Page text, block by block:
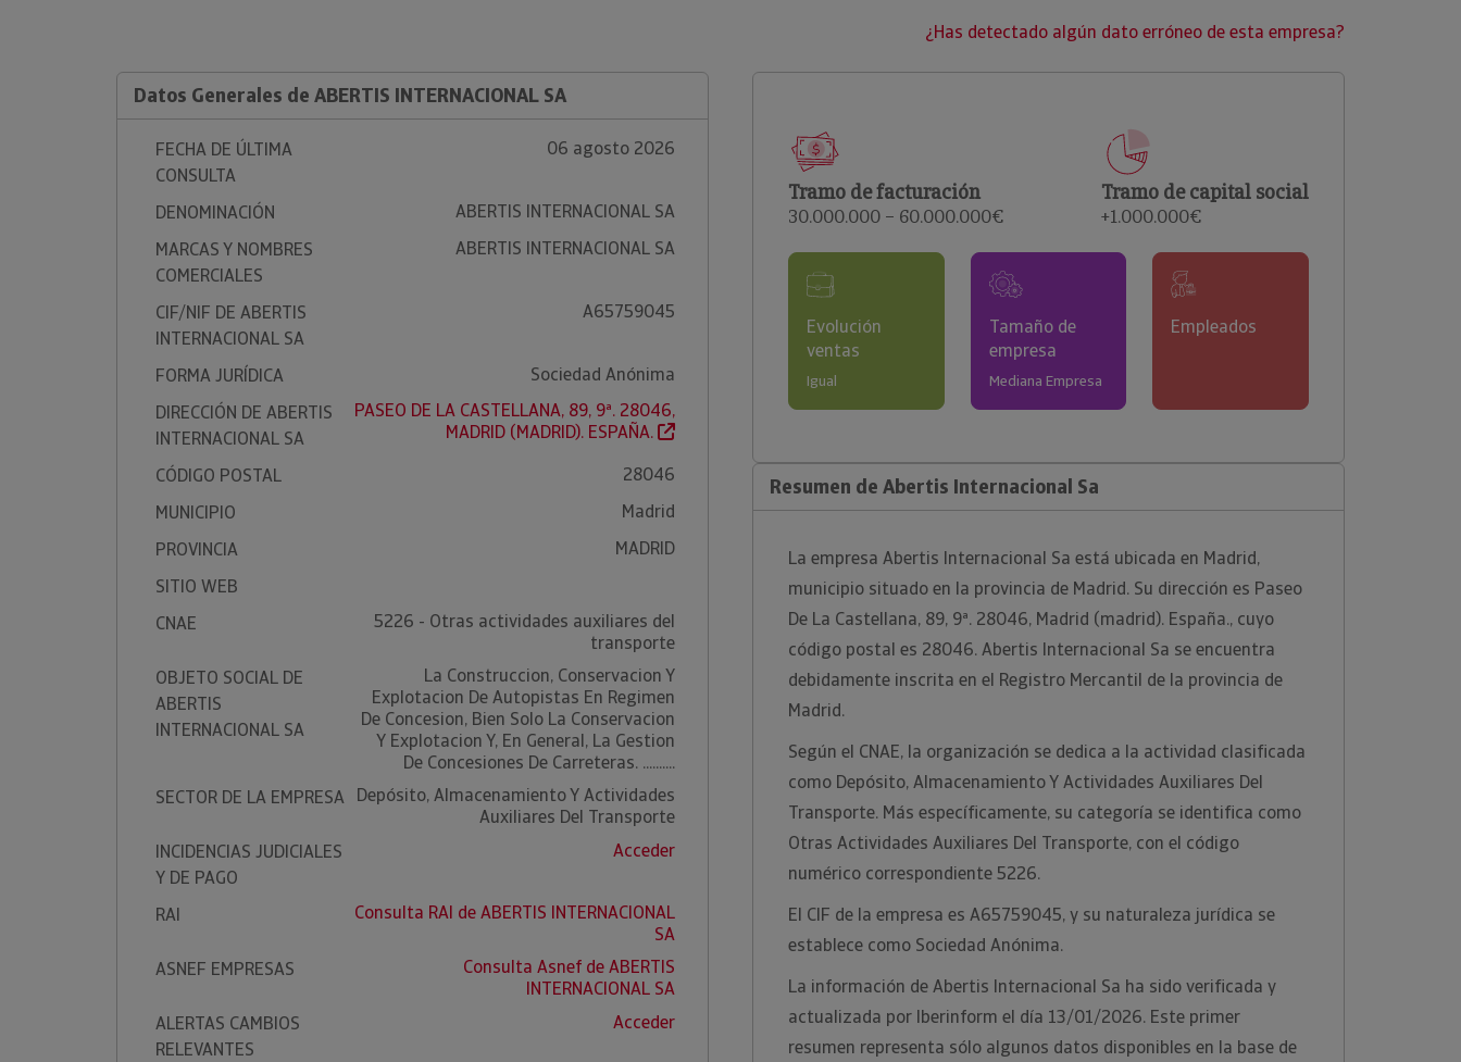
clientes.
¿Has detectado algún dato erróneo de esta empresa?
Datos Generales de ABERTIS INTERNACIONAL SA
FECHA DE ÚLTIMA
CONSULTA
06 agosto 2026
DENOMINACIÓN
ABERTIS INTERNACIONAL SA
MARCAS Y NOMBRES
COMERCIALES
ABERTIS INTERNACIONAL SA
CIF/NIF DE ABERTIS
INTERNACIONAL SA
A65759045
FORMA JURÍDICA
Sociedad Anónima
DIRECCIÓN DE ABERTIS
INTERNACIONAL SA
PASEO DE LA CASTELLANA, 89, 9ª. 28046,
MADRID (MADRID). ESPAÑA.
CÓDIGO POSTAL
28046
MUNICIPIO
Madrid
PROVINCIA
MADRID
SITIO WEB
CNAE
5226 - Otras actividades auxiliares del
transporte
OBJETO SOCIAL DE
ABERTIS
INTERNACIONAL SA
La Construccion, Conservacion Y
Explotacion De Autopistas En Regimen
De Concesion, Bien Solo La Conservacion
Y Explotacion Y, En General, La Gestion
De Concesiones De Carreteras. ..........
SECTOR DE LA EMPRESA Depósito, Almacenamiento Y Actividades
Auxiliares Del Transporte
INCIDENCIAS JUDICIALES
Y DE PAGO
Acceder
RAI
Consulta RAI de ABERTIS INTERNACIONAL
SA
ASNEF EMPRESAS
Consulta Asnef de ABERTIS
INTERNACIONAL SA
ALERTAS CAMBIOS
RELEVANTES
Acceder
Tramo de facturación
30.000.000 – 60.000.000€
Tramo de capital social
+1.000.000€
Evolución
ventas
Igual
Tamaño de
empresa
Mediana Empresa
Empleados
Resumen de Abertis Internacional Sa
La empresa Abertis Internacional Sa está ubicada en Madrid,
municipio situado en la provincia de Madrid. Su dirección es Paseo
De La Castellana, 89, 9ª. 28046, Madrid (madrid). España., cuyo
código postal es 28046. Abertis Internacional Sa se encuentra
debidamente inscrita en el Registro Mercantil de la provincia de
Madrid.
Según el CNAE, la organización se dedica a la actividad clasificada
como Depósito, Almacenamiento Y Actividades Auxiliares Del
Transporte. Más específicamente, su categoría se identifica como
Otras Actividades Auxiliares Del Transporte, con el código
numérico correspondiente 5226.
El CIF de la empresa es A65759045, y su naturaleza jurídica se
establece como Sociedad Anónima.
La información de Abertis Internacional Sa ha sido verificada y
actualizada por Iberinform el día 13/01/2026. Este primer
resumen representa sólo algunos datos disponibles en la base de